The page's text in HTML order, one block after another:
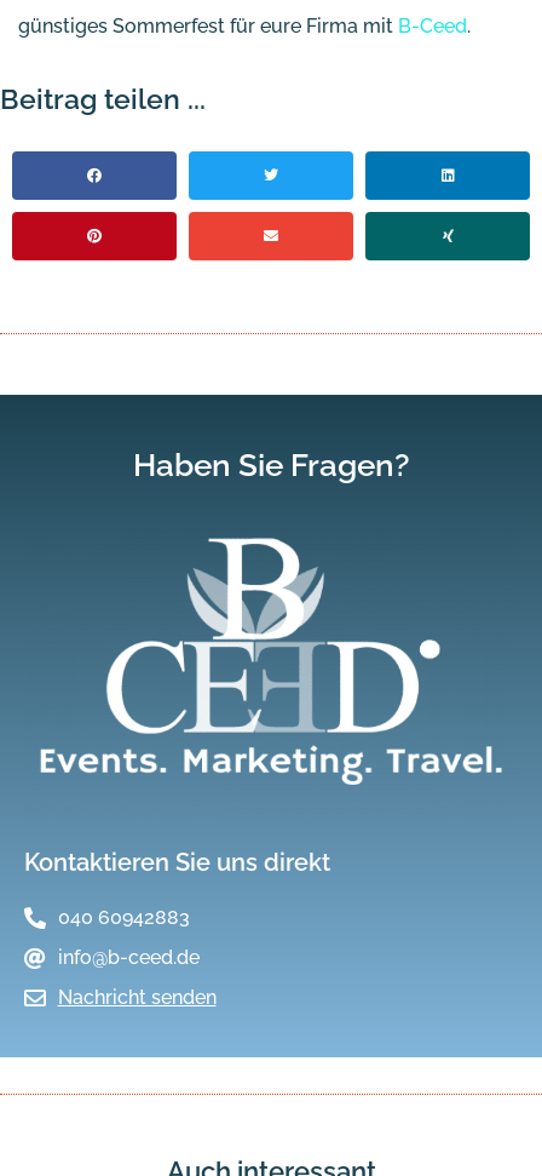
günstiges Sommerfest für eure Firma mit B-Ceed.
Beitrag teilen ...
Haben Sie Fragen?
Kontaktieren Sie uns direkt
040 60942883
info@b-ceed.de
Nachricht senden